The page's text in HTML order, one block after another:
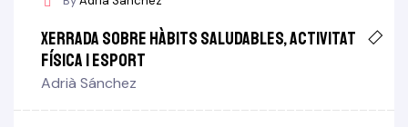
Xerrada sobre hàbits saludables, activitat
física i esport
Adrià Sánchez